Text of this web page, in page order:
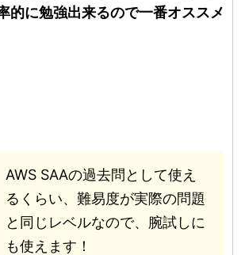
的に勉強出来るので一番オススメ
AWS SAAの過去問として使え
るくらい、難易度が実際の問題
と同じレベルなので、腕試しに
も使えます！